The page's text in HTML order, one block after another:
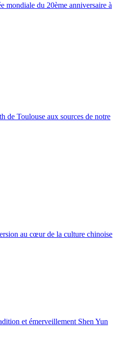
mondiale du 20ème anniversaire à
de Toulouse aux sources de notre
au cœur de la culture chinoise
et émerveillement Shen Yun